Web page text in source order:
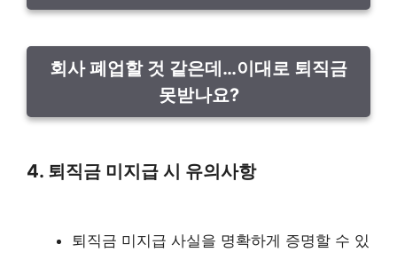
회사 폐업할 것 같은데…이대로 퇴직금
못받나요?
4. 퇴직금 미지급 시 유의사항
퇴직금 미지급 사실을 명확하게 증명할 수 있